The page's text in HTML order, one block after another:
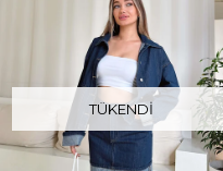
TÜKENDI